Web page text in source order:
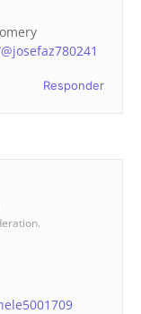
Responder